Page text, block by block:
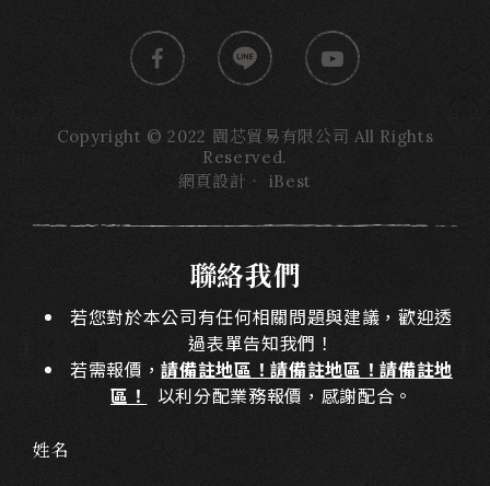
Copyright © 2022 園芯貿易有限公司 All Rights
Reserved.
網頁設計 ‧ iBest
聯絡我們
若您對於本公司有任何相關問題與建議，歡迎透
過表單告知我們！
若需報價，請備註地區！請備註地區！請備註地
區！
以利分配業務報價，感謝配合。
姓名